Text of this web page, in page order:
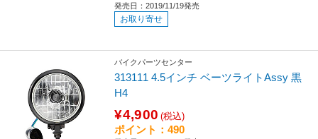
発売日：2019/11/19発売
お取り寄せ
バイクパーツセンター
313111 4.5インチ ベーツライトAssy 黒
H4
¥4,900 (税込)
ポイント：490